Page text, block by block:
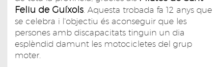
Feliu de Guíxols. Aquesta trobada fa 12 anys que
se celebra i l'objectiu és aconseguir que les
persones amb discapacitats tinguin un dia
esplèndid damunt les motocicletes del grup
moter.